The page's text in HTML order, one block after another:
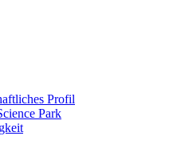
Profil
Park